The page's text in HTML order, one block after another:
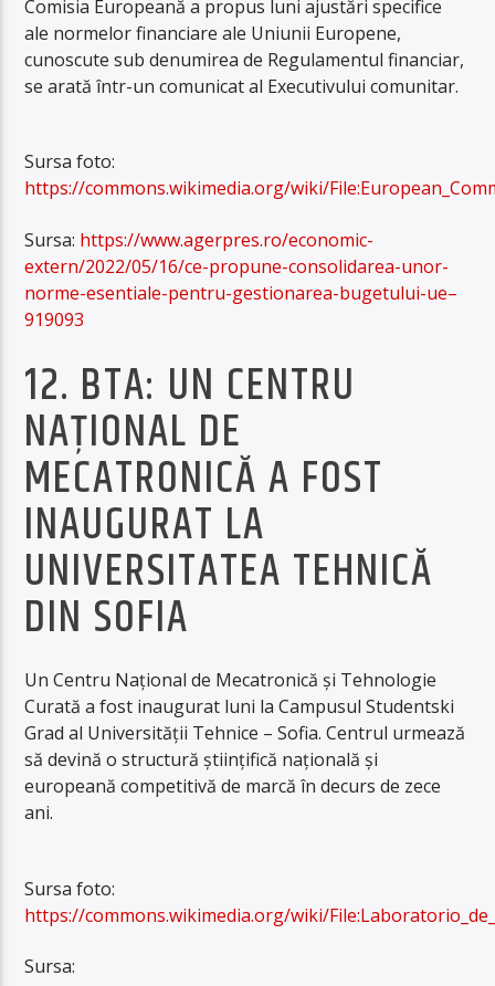
Comisia Europeană a propus luni ajustări specifice
ale normelor financiare ale Uniunii Europene,
cunoscute sub denumirea de Regulamentul financiar,
se arată într-un comunicat al Executivului comunitar.
Sursa foto:
https://commons.wikimedia.org/wiki/
Sursa: https://www.agerpres.ro/economic-
extern/2022/05/16/ce-propune-consolidarea-unor-
norme-esentiale-pentru-gestionarea-bugetului-ue–
919093
12. BTA: UN CENTRU
NAŢIONAL DE
MECATRONICĂ A FOST
INAUGURAT LA
UNIVERSITATEA TEHNICĂ
DIN SOFIA
Un Centru Naţional de Mecatronică şi Tehnologie
Curată a fost inaugurat luni la Campusul Studentski
Grad al Universităţii Tehnice – Sofia. Centrul urmează
să devină o structură ştiinţifică naţională şi
europeană competitivă de marcă în decurs de zece
ani.
Sursa foto:
https://commons.wikimedia.org/wiki/
Sursa: